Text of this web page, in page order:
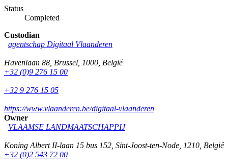
Status
Completed
Custodian
agentschap Digitaal Vlaanderen
Havenlaan 88 Brussel 1000 België
+32 (0)9 276 15 00
+32 9 276 15 05
https://www.vlaanderen.be/digitaal-vlaanderen
Owner
VLAAMSE LANDMAATSCHAPPIJ
Koning Albert II-laan 15 bus 152 Sint-Joost-ten-Node 1210 België
+32 (0)2 543 72 00